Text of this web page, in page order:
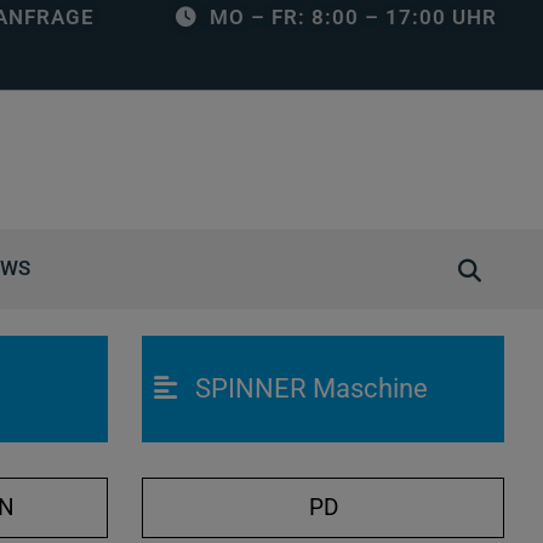
MO – FR: 8:00 – 17:00 UHR
c
ö
f
SPINNER Maschine
PD